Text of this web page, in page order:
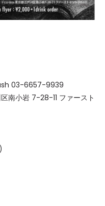
03-6657-9939
南小岩 7-28-11 ファースト